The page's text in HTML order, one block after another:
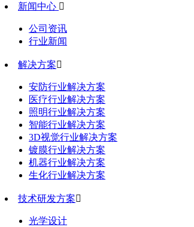
新闻中心 
公司资讯
行业新闻
解决方案
安防行业解决方案
医疗行业解决方案
照明行业解决方案
智能行业解决方案
3D视觉行业解决方案
镀膜行业解决方案
机器行业解决方案
生化行业解决方案
技术研发方案
光学设计